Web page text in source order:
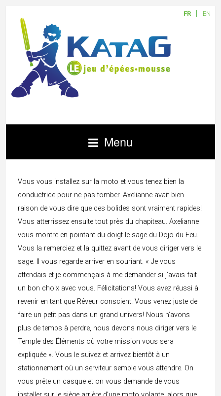
FR EN
Menu
Vous vous installez sur la moto et vous tenez bien la
conductrice pour ne pas tomber. Axelianne avait bien
raison de vous dire que ces bolides sont vraiment rapides!
Vous atterrissez ensuite tout près du chapiteau. Axelianne
vous montre en pointant du doigt le sage du Dojo du Feu.
Vous la remerciez et la quittez avant de vous diriger vers le
sage. Il vous regarde arriver en souriant. « Je vous
attendais et je commençais à me demander si j’avais fait
un bon choix avec vous. Félicitations! Vous avez réussi à
revenir en tant que Rêveur conscient. Vous venez juste de
faire un petit pas dans un grand univers! Nous n’avons
plus de temps à perdre, nous devons nous diriger vers le
Temple des Éléments où votre mission vous sera
expliquée ». Vous le suivez et arrivez bientôt à un
stationnement où un serviteur semble vous attendre. On
vous prête un casque et on vous demande de vous